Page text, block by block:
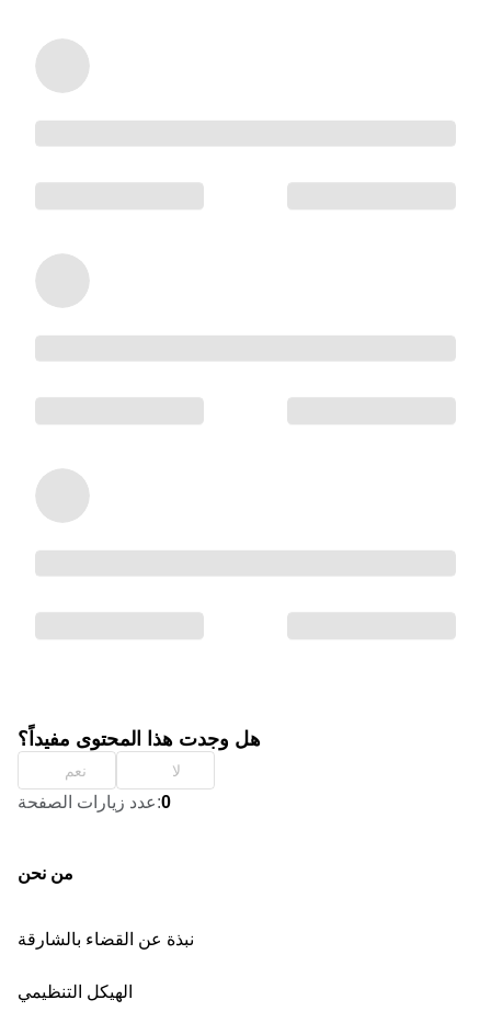
هل وجدت هذا المحتوى مفيداً؟
نعم لا
عدد زيارات الصفحة:0
من نحن
نبذة عن القضاء بالشارقة
الهيكل التنظيمي